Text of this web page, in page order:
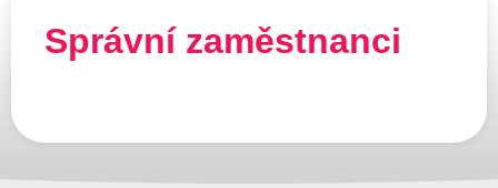
Správní zaměstnanci